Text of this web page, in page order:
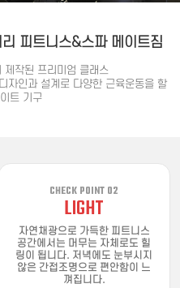
피트니스&스파 메이트짐
제작된 프리미엄 클래스
자인과 설계로 다양한 근육운동을 할
트 기구
CHECK POINT 02
LIGHT
자연채광으로 가득한 피트니스
공간에서는 머무는 자체로도 힐
링이 됩니다. 저녁에도 눈부시지
않은 간접조명으로 편안함이 느
껴집니다.